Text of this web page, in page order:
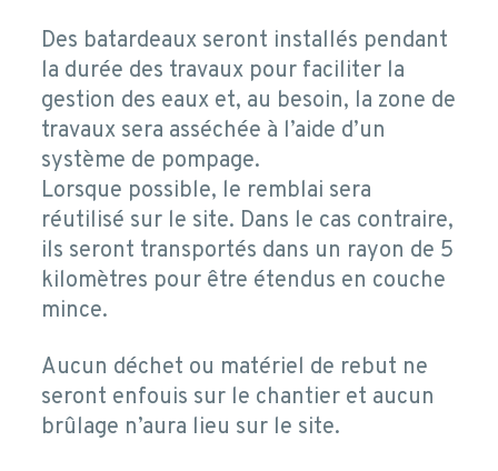
Des batardeaux seront installés pendant
la durée des travaux pour faciliter la
gestion des eaux et, au besoin, la zone de
travaux sera asséchée à l’aide d’un
système de pompage.
Lorsque possible, le remblai sera
réutilisé sur le site. Dans le cas contraire,
ils seront transportés dans un rayon de 5
kilomètres pour être étendus en couche
mince.
Aucun déchet ou matériel de rebut ne
seront enfouis sur le chantier et aucun
brûlage n’aura lieu sur le site.